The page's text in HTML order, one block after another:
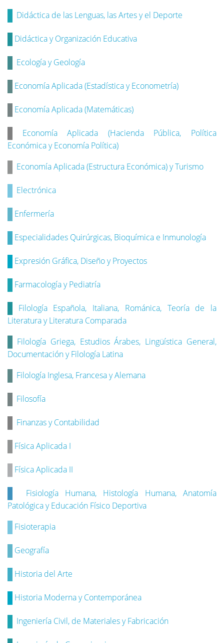
Didáctica de las Lenguas, las Artes y el Deporte
Didáctica y Organización Educativa
Ecología y Geología
Economía Aplicada (Estadística y Econometría)
Economía Aplicada (Matemáticas)
Economía Aplicada (Hacienda Pública, Política
Económica y Economía Política)
Economía Aplicada (Estructura Económica) y Turismo
Electrónica
Enfermería
Especialidades Quirúrgicas, Bioquímica e Inmunología
Expresión Gráfica, Diseño y Proyectos
Farmacología y Pediatría
Filología Española, Italiana, Románica, Teoría de la
Literatura y Literatura Comparada
Filología Griega, Estudios Árabes, Lingüística General,
Documentación y Filología Latina
Filología Inglesa, Francesa y Alemana
Filosofía
Finanzas y Contabilidad
Física Aplicada I
Física Aplicada II
Fisiología Humana, Histología Humana, Anatomía
Patológica y Educación Físico Deportiva
Fisioterapia
Geografía
Historia del Arte
Historia Moderna y Contemporánea
Ingeniería Civil, de Materiales y Fabricación